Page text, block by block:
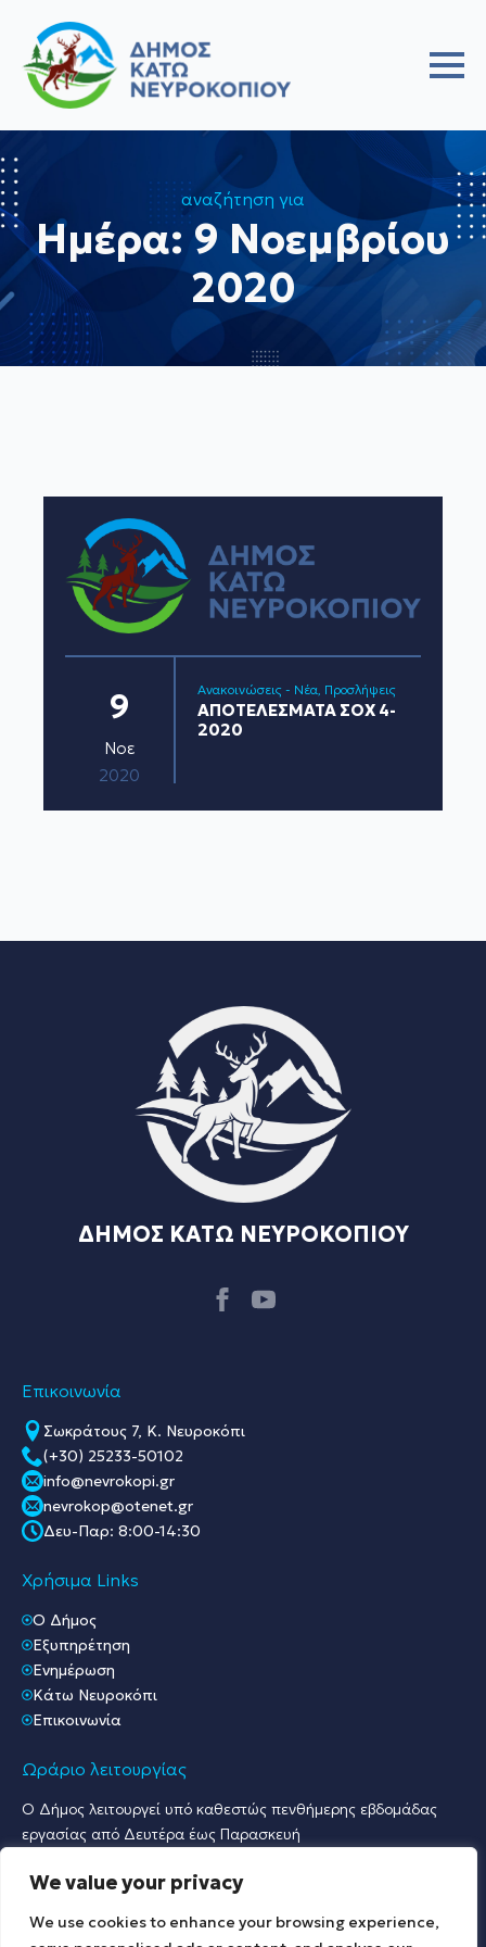
We value your privacy
We use cookies to enhance your browsing experience,
αναζήτηση για
Ημέρα:9 Νοεμβρίου
2020
9
Νοε
2020
Ανακοινώσεις - Νέα Προσλήψεις
ΑΠΟΤΕΛΕΣΜΑΤΑ ΣΟΧ 4-
2020
ΔΗΜΟΣ ΚΑΤΩ ΝΕΥΡΟΚΟΠΙΟΥ
Επικοινωνία
Σωκράτους 7, Κ. Νευροκόπι
(+30) 25233-50102
info@nevrokopi.gr
nevrokop@otenet.gr
Δευ-Παρ: 8:00-14:30
Χρήσιμα Links
O Δήμος
Εξυπηρέτηση
Ενημέρωση
Κάτω Νευροκόπι
Επικοινωνία
Ωράριο λειτουργίας
Ο Δήμος λειτουργεί υπό καθεστώς πενθήμερης εβδομάδας
εργασίας από Δευτέρα έως Παρασκευή
Γραφείο Πρωτοκόλλου & Γραφεία Υποδοχής Πολιτών:
Λοιπές Υπηρεσίες: